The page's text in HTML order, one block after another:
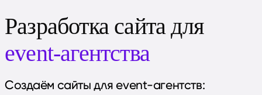
Разработка сайта для
event-агентства
Создаём сайты для event-агентств: